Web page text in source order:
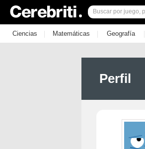
Ciencias | Matemáticas | Geografía |
Perfil